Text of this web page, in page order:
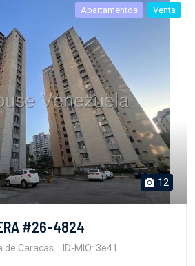
Apartamentos Venta
12
#26-4824
de Caracas ID-MIO: 3e41